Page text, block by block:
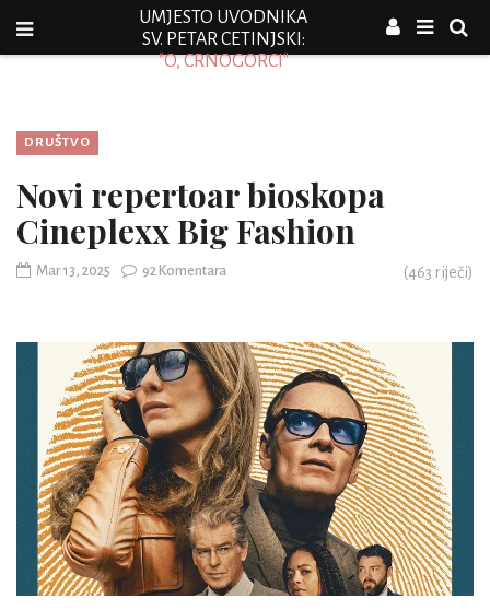
UMJESTO UVODNIKA
SV. PETAR CETINJSKI:
"O, CRNOGORCI"
DRUŠTVO
Novi repertoar bioskopa
Cineplexx Big Fashion
Mar 13, 2025 92 Komentara (463 riječi)